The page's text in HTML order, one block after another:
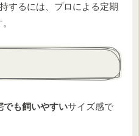
するには、プロによる定期
でも飼いやすいサイズ感で